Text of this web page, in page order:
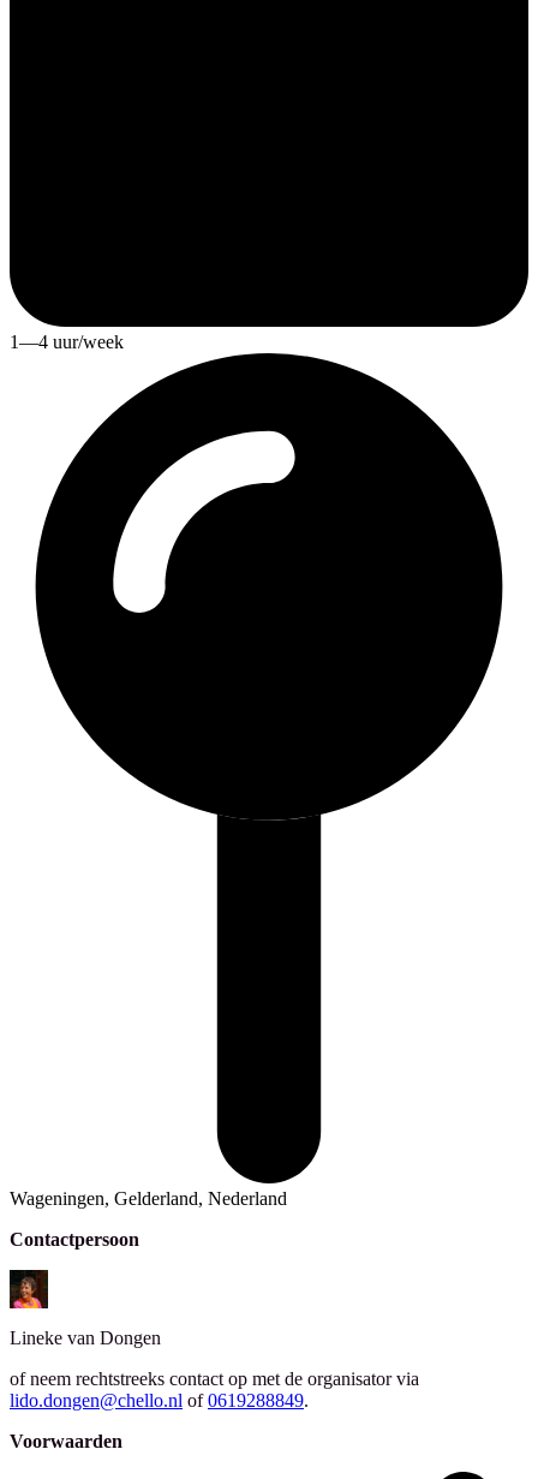
1—4 uur/week
Wageningen, Gelderland, Nederland
Contactpersoon
Lineke van Dongen
of neem rechtstreeks contact op met de organisator via
lido.dongen@chello.nl of 0619288849.
Voorwaarden